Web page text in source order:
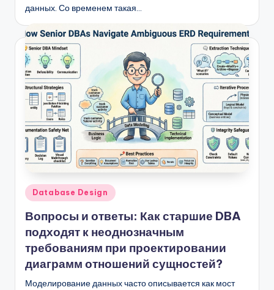
данных. Со временем такая…
Опубликовано
Database Design
Вопросы и ответы: Как старшие DBA
подходят к неоднозначным
требованиям при проектировании
диаграмм отношений сущностей?
Моделирование данных часто описывается как мост